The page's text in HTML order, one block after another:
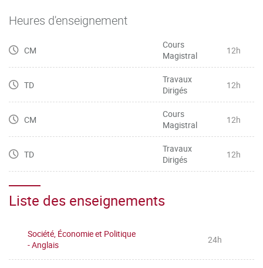
Heures d'enseignement
CM
Cours
Magistral
12h
TD
Travaux
Dirigés
12h
CM
Cours
Magistral
12h
TD
Travaux
Dirigés
12h
Liste des enseignements
Société, Économie et Politique
- Anglais
24h